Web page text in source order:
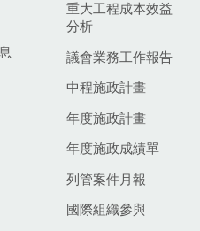
重大工程成本效益
分析
議會業務工作報告
中程施政計畫
年度施政計畫
年度施政成績單
列管案件月報
國際組織參與